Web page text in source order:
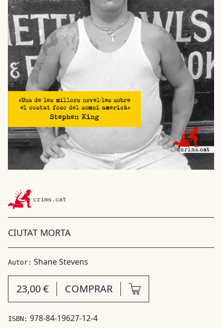
CIUTAT MORTA
Autor: Shane Stevens
23,00 € COMPRAR
ISBN: 978-84-19627-12-4